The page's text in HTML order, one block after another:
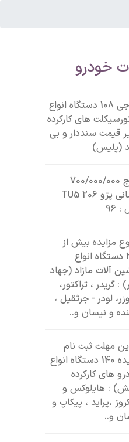
خودرو
حراجی 108 دستگاه انواع
های کارکرده
قیمت سنددار و بی
(پلیس)
حراج 700/000/000
تومانی پژو 206 TU5
96
مزایده بیش از
290 دستگاه انواع
آلات مازاد (جهاد
: گریدر ، تراکتور،
لودر - جرثقیل ،
و نیسان و..
مهلت ثبت نام
مزایده 140 دستگاه انواع
های کارکرده
: هایلوکس و
،پراید ، پیکاپ و
و..